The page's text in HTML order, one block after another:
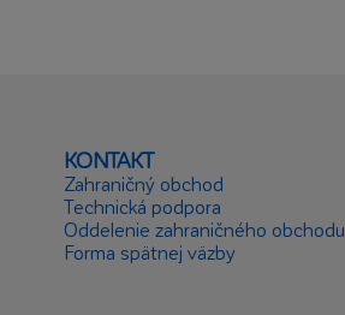
KONTAKT
Zahraničný obchod
Technická podpora
Oddelenie zahraničného obchodu
Forma spätnej väzby